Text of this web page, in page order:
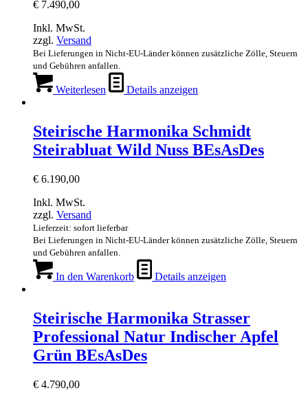
€ 7.490,00
Inkl. MwSt.
zzgl. Versand
Bei Lieferungen in Nicht-EU-Länder können zusätzliche Zölle, Steuern
und Gebühren anfallen.
Weiterlesen Details anzeigen
Steirische Harmonika Schmidt
Steirabluat Wild Nuss BEsAsDes
€ 6.190,00
Inkl. MwSt.
zzgl. Versand
Lieferzeit: sofort lieferbar
Bei Lieferungen in Nicht-EU-Länder können zusätzliche Zölle, Steuern
und Gebühren anfallen.
In den Warenkorb Details anzeigen
Steirische Harmonika Strasser
Professional Natur Indischer Apfel
Grün BEsAsDes
€ 4.790,00